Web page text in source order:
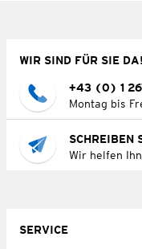
WIR SIND FÜR SIE DA!
+43 (0) 1
Montag bis
SCHREIBEN
Wir helfen
SERVICE